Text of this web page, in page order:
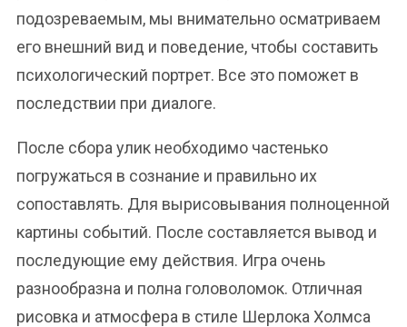
подозреваемым, мы внимательно осматриваем
его внешний вид и поведение, чтобы составить
психологический портрет. Все это поможет в
последствии при диалоге.
После сбора улик необходимо частенько
погружаться в сознание и правильно их
сопоставлять. Для вырисовывания полноценной
картины событий. После составляется вывод и
последующие ему действия. Игра очень
разнообразна и полна головоломок. Отличная
рисовка и атмосфера в стиле Шерлока Холмса